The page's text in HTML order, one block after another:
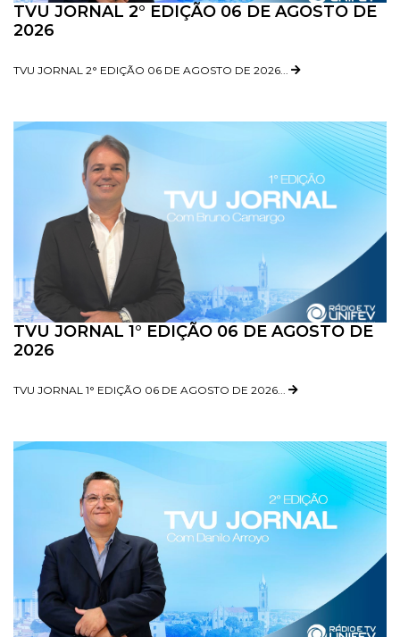
TVU JORNAL 2° EDIÇÃO 06 DE AGOSTO DE
2026
TVU JORNAL 2° EDIÇÃO 06 DE AGOSTO DE 2026...
TVU JORNAL 1° EDIÇÃO 06 DE AGOSTO DE
2026
TVU JORNAL 1° EDIÇÃO 06 DE AGOSTO DE 2026...